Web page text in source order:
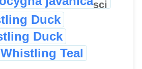
sci
Duck
Duck
Whistling Teal